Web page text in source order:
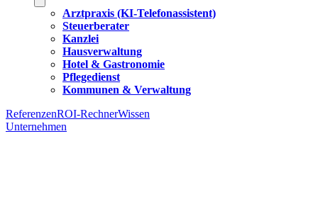
Arztpraxis (KI-Telefonassistent)
Steuerberater
Kanzlei
Hausverwaltung
Hotel & Gastronomie
Pflegedienst
Kommunen & Verwaltung
ReferenzenROI-RechnerWissen
Unternehmen